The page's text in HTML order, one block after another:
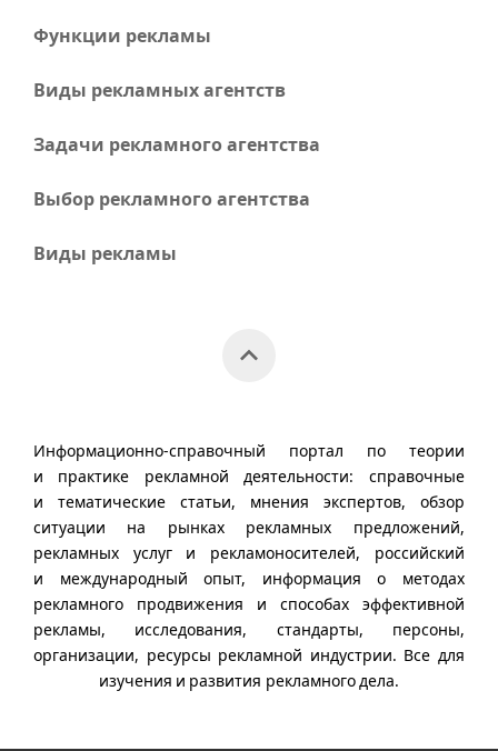
Функции рекламы
Виды рекламных агентств
Задачи рекламного агентства
Выбор рекламного агентства
Виды рекламы
Информационно-справочный портал по теории
и практике рекламной деятельности: справочные
и тематические статьи, мнения экспертов, обзор
ситуации на рынках рекламных предложений,
рекламных услуг и рекламоносителей, российский
и международный опыт, информация о методах
рекламного продвижения и способах эффективной
рекламы, исследования, стандарты, персоны,
организации, ресурсы рекламной индустрии. Все для
изучения и развития рекламного дела.